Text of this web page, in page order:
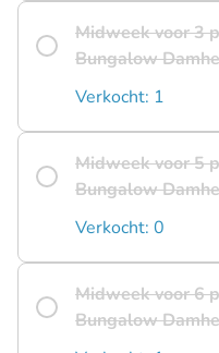
Midweek voor 3
Bungalow
Verkocht: 1
Midweek voor 5
Bungalow
Verkocht: 0
Midweek voor 6
Bungalow